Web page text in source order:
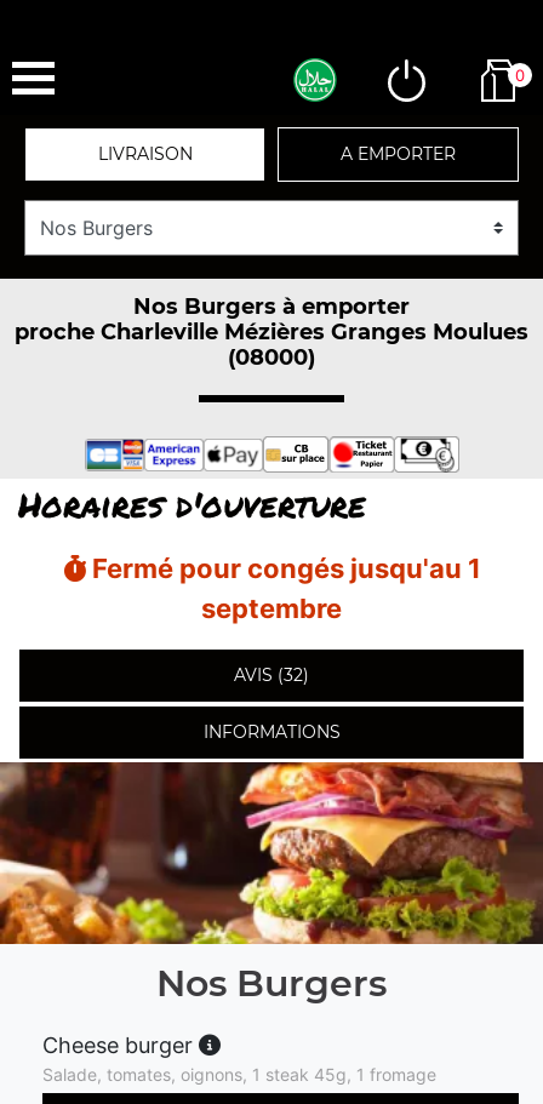
0
LIVRAISON A EMPORTER
Nos Burgers à emporter
proche Charleville Mézières Granges Moulues
(08000)
Horaires d'ouverture
Fermé pour congés jusqu'au 1
septembre
AVIS (32)
INFORMATIONS
Nos Burgers
Cheese burger
Salade, tomates, oignons, 1 steak 45g, 1 fromage